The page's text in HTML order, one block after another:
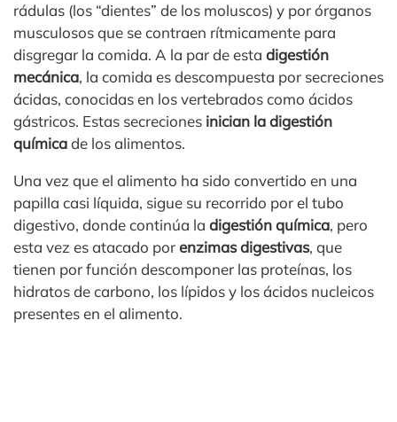
rádulas (los “dientes” de los moluscos) y por órganos
musculosos que se contraen rítmicamente para
disgregar la comida. A la par de esta digestión
mecánica, la comida es descompuesta por secreciones
ácidas, conocidas en los vertebrados como ácidos
gástricos. Estas secreciones inician la digestión
químicade los alimentos.
Una vez que el alimento ha sido convertido en una
papilla casi líquida, sigue su recorrido por el tubo
digestivo, donde continúa la digestión química, pero
esta vez es atacado porenzimas digestivas, que
tienen por función descomponer las proteínas, los
hidratos de carbono, los lípidos y los ácidos nucleicos
presentes en el alimento.